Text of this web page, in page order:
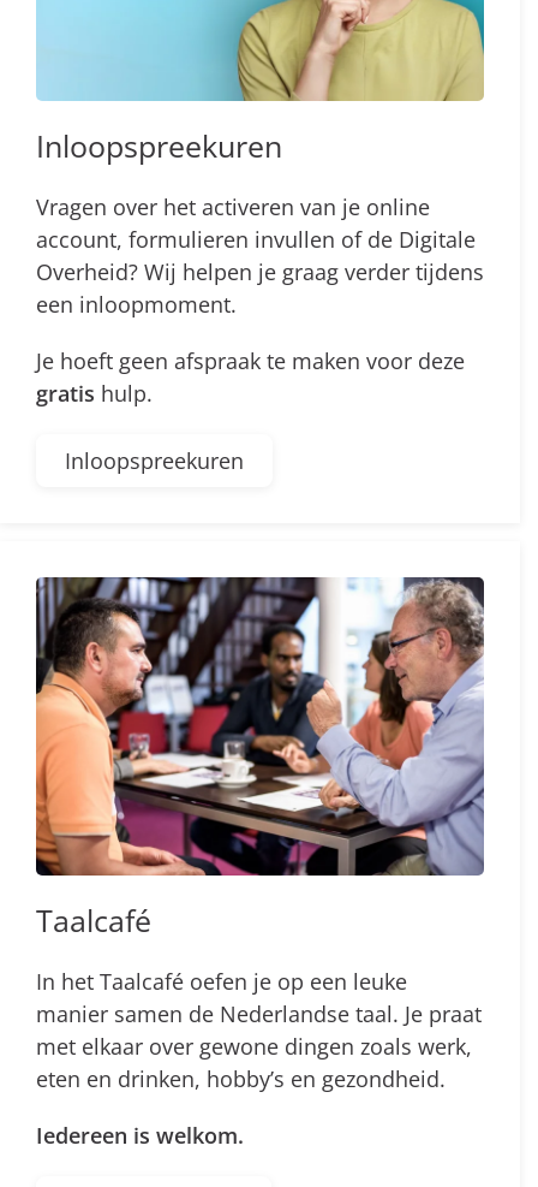
Inloopspreekuren
Vragen over het activeren van je online
account, formulieren invullen of de Digitale
Overheid? Wij helpen je graag verder tijdens
een inloopmoment.
Je hoeft geen afspraak te maken voor deze
gratis hulp.
Inloopspreekuren
Taalcafé
In het Taalcafé oefen je op een leuke
manier samen de Nederlandse taal. Je praat
met elkaar over gewone dingen zoals werk,
eten en drinken, hobby’s en gezondheid.
Iedereen is welkom.